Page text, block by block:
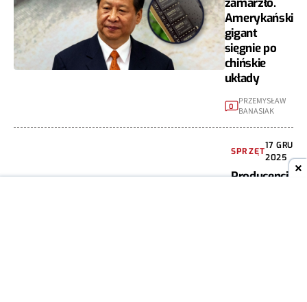
zamarzło.
Amerykański
gigant
sięgnie po
chińskie
układy
0 PRZEMYSŁAW
BANASIAK
SPRZĘT
17 GRU
2025
Producenci